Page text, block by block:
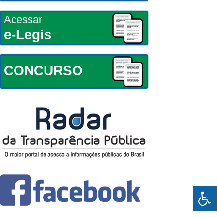
Acessar
e-Legis
CONCURSO